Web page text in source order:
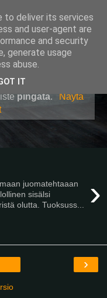
pingata.
Näytä
›
juomatehtaaan
sisälsi
olutta. Tuoksuss...
›
to deliver its services
and user-agent are
and security
generate usage
abuse.
IT